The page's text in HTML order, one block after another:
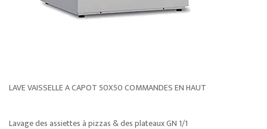
LAVE VAISSELLE A CAPOT 50X50 COMMANDES EN HAUT
Lavage des assiettes à pizzas & des plateaux GN 1/1